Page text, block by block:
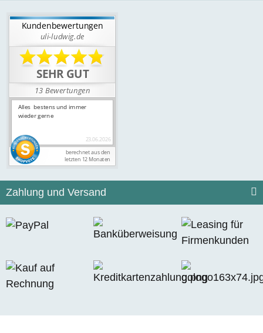
Zahlung und Versand